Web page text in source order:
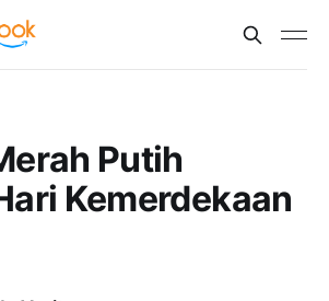
Putih
Kemerdekaan